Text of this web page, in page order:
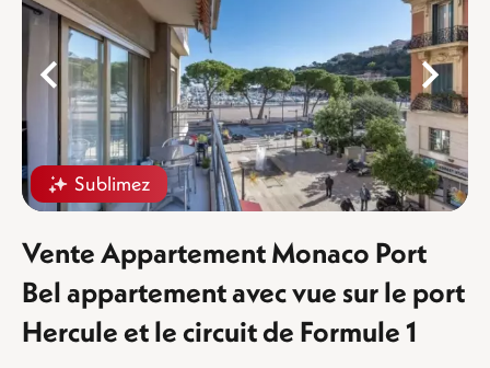
Sublimez
Vente Appartement Monaco Port
Bel appartement avec vue sur le port
Hercule et le circuit de Formule 1